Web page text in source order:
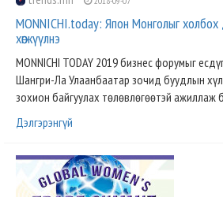
MONNICHI.today: Япон Монголыг
хөгжүүлнэ
MONNICHI TODAY 2019 бизнес форумыг
Шангри-Ла Улаанбаатар зочид буудлын
зохион байгуулах төлөвлөгөөтэй ажиллаж
Дэлгэрэнгүй